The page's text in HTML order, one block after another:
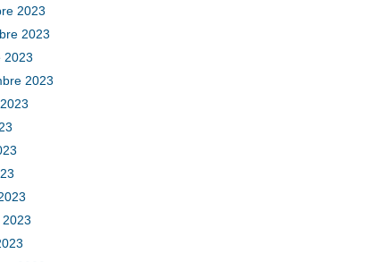
2023
2023
2023
2023